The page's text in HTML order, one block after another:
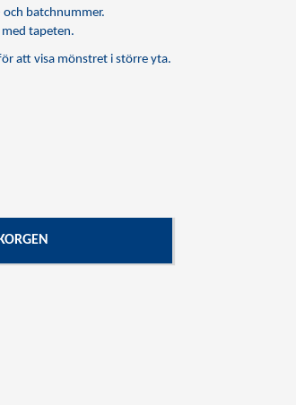
batchnummer.
tapeten.
att visa mönstret i större yta.